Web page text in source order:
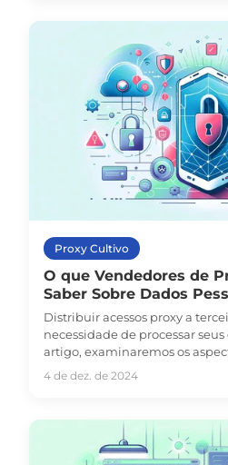
Proxy Cultivo
O que Vendedores de
Saber Sobre Dados
Distribuir acessos proxy a
necessidade de processar
artigo, examinaremos os
vendedor deve considerar ao
4 de dez. de 2024